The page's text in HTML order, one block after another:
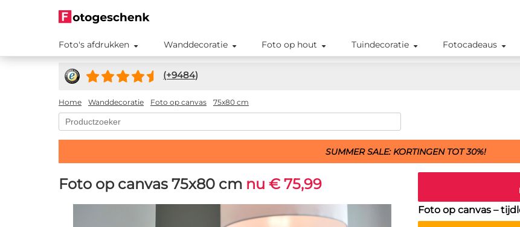
Foto's afdrukken Wanddecoratie Foto op hout Tuindecoratie Fotocadeaus
(+9484)
Home Wanddecoratie Foto op canvas 75x80 cm
SUMMER SALE: KORTINGEN TOT 30%!
Foto op canvas 75x80 cm nu € 75,99
Foto op canvas –